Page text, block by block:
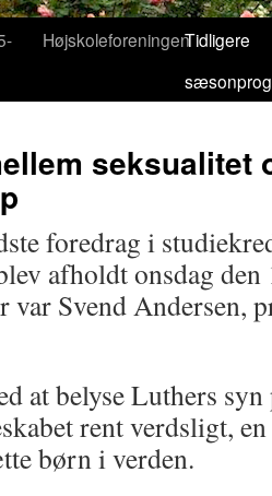
HøjskoleforeningenTidligere
foredrag i
afholdt onsdag den
var Svend Andersen,
at belyse Luthers
rent verdsligt,
børn i verden.